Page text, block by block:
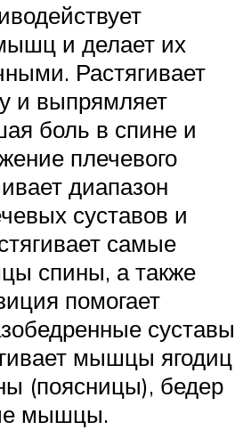
и делает их
Растягивает
и выпрямляет
боль в спине и
плечевого
диапазон
суставов и
самые
спины, а также
помогает
суставы
мышцы ягодиц
(поясницы), бедер
мышцы.